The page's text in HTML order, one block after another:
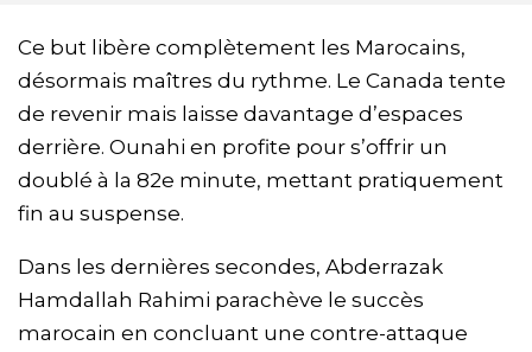
Ce but libère complètement les Marocains,
désormais maîtres du rythme. Le Canada tente
de revenir mais laisse davantage d’espaces
derrière. Ounahi en profite pour s’offrir un
doublé à la 82e minute, mettant pratiquement
fin au suspense.
Dans les dernières secondes, Abderrazak
Hamdallah Rahimi parachève le succès
marocain en concluant une contre-attaque